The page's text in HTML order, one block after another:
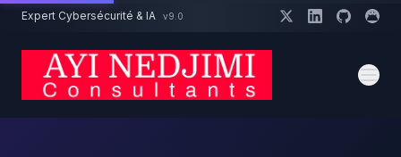
Aller au contenu principal
Expert Cybersécurité & IA v9.0
Un projet cybersécurité ?